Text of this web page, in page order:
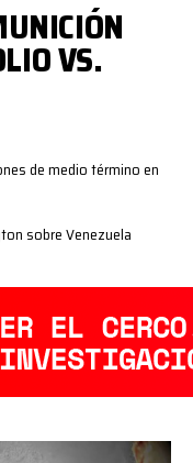
VS.
de medio término en
sobre Venezuela